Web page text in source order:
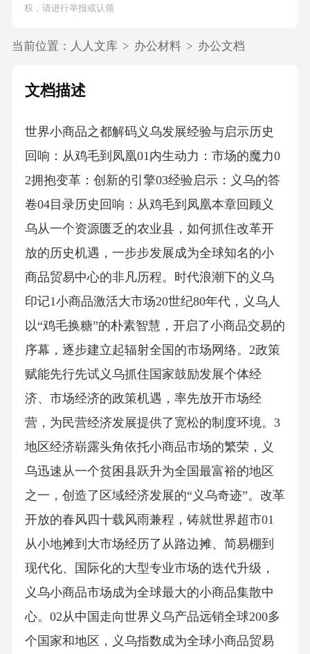
权，请进行举报或认领
当前位置： 人人文库 > 办公材料 > 办公文档
文档描述
世界小商品之都解码义乌发展经验与启示历史
回响：从鸡毛到凤凰01内生动力：市场的魔力0
2拥抱变革：创新的引擎03经验启示：义乌的答
卷04目录历史回响：从鸡毛到凤凰本章回顾义
乌从一个资源匮乏的农业县，如何抓住改革开
放的历史机遇，一步步发展成为全球知名的小
商品贸易中心的非凡历程。时代浪潮下的义乌
印记1小商品激活大市场20世纪80年代，义乌人
以“鸡毛换糖”的朴素智慧，开启了小商品交易的
序幕，逐步建立起辐射全国的市场网络。2政策
赋能先行先试义乌抓住国家鼓励发展个体经
济、市场经济的政策机遇，率先放开市场经
营，为民营经济发展提供了宽松的制度环境。3
地区经济崭露头角依托小商品市场的繁荣，义
乌迅速从一个贫困县跃升为全国最富裕的地区
之一，创造了区域经济发展的“义乌奇迹”。改革
开放的春风四十载风雨兼程，铸就世界超市01
从小地摊到大市场经历了从路边摊、简易棚到
现代化、国际化的大型专业市场的迭代升级，
义乌小商品市场成为全球最大的小商品集散中
心。02从中国走向世界义乌产品远销全球200多
个国家和地区，义乌指数成为全球小商品贸易